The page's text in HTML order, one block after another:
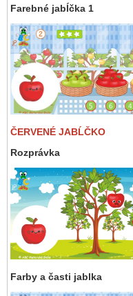
Farebné jabĺčka 1
ČERVENÉ JABĹČKO
Rozprávka
Farby a časti jablka